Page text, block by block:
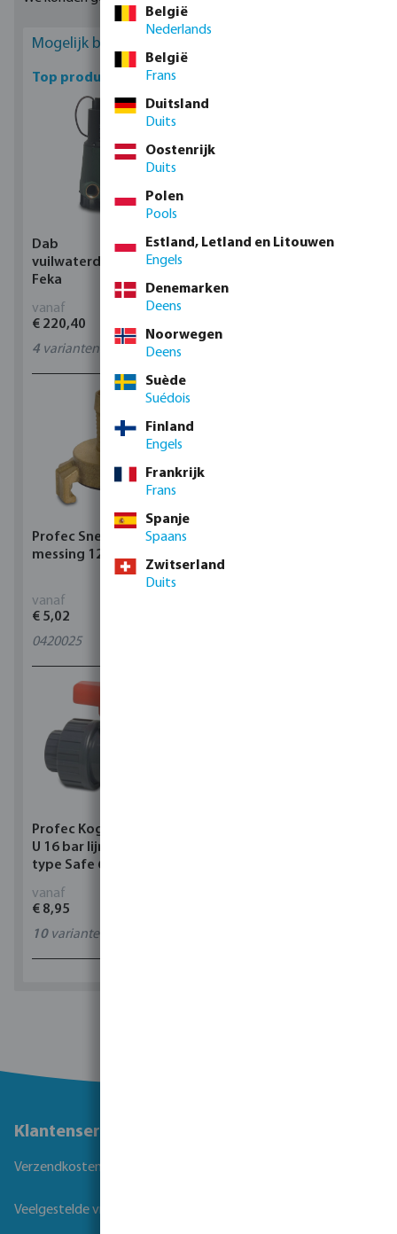
Mogelijk bent u geïnteresseerd
Top producten
Dab
vuilwaterdompelpomp,
Feka
vanaf
€ 220,40
4 varianten
Profec Kogelkraan
binnendraad type 100
Profec Snelkoppeling
messing 12 bar slangtule
vanaf
€ 5,02
0420025
Profec Kogelkraan PVC-
U 16 bar lijmmof grijs
type Safe 600
vanaf
€ 8,95
10varianten
Klantenservice
Verzendkosten
Veelgestelde vragen
België
Nederlands
België
Frans
Duitsland
Duits
Oostenrijk
Duits
Polen
Pools
Estland, Letland en Litouwen
Engels
Denemarken
Deens
Noorwegen
Deens
Suède
Suédois
Finland
Engels
Frankrijk
Frans
Spanje
Spaans
Zwitserland
Duits